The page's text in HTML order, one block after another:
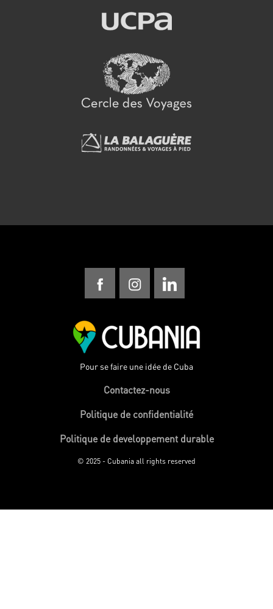
Pour se faire une idée de Cuba
Contactez-nous
Politique de confidentialité
Politique de developpement durable
© 2025 - Cubania all rights reserved